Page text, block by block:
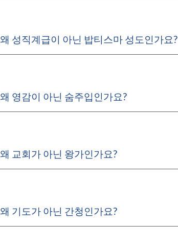
왜 성직계급이 아닌 밥티스마 성도인가요?
왜 영감이 아닌 숨주입인가요?
왜 교회가 아닌 왕가인가요?
왜 기도가 아닌 간청인가요?